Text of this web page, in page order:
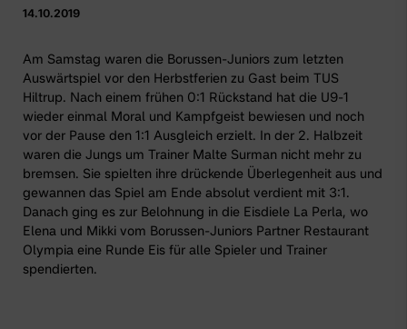
14.10.2019
Am Samstag waren die Borussen-Juniors zum letzten
Auswärtspiel vor den Herbstferien zu Gast beim TUS
Hiltrup. Nach einem frühen 0:1 Rückstand hat die U9-1
wieder einmal Moral und Kampfgeist bewiesen und noch
vor der Pause den 1:1 Ausgleich erzielt. In der 2. Halbzeit
waren die Jungs um Trainer Malte Surman nicht mehr zu
bremsen. Sie spielten ihre drückende Überlegenheit aus und
gewannen das Spiel am Ende absolut verdient mit 3:1.
Danach ging es zur Belohnung in die Eisdiele La Perla, wo
Elena und Mikki vom Borussen-Juniors Partner Restaurant
Olympia eine Runde Eis für alle Spieler und Trainer
spendierten.